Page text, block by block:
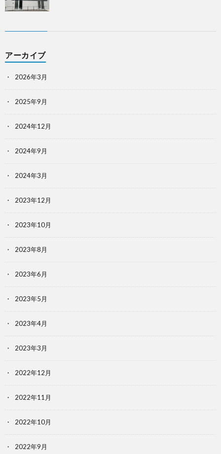
アーカイブ
2026年3月
2025年9月
2024年12月
2024年9月
2024年3月
2023年12月
2023年10月
2023年8月
2023年6月
2023年5月
2023年4月
2023年3月
2022年12月
2022年11月
2022年10月
2022年9月